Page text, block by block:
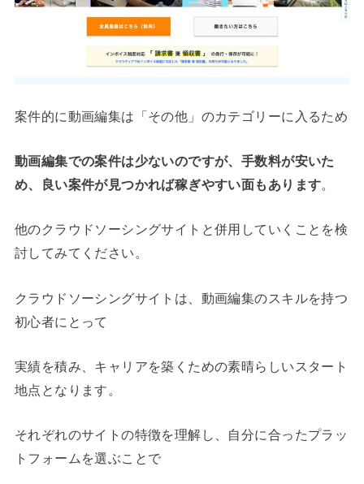
案件的に動画編集は「その他」のカテゴリーに入るため
動画編集での案件は少ないのですが、手数料が安いた
め、良い案件が見つかれば稼ぎやすい面もあります。
他のクラウドソーシングサイトと併用していくことを検
討してみてください。
クラウドソーシングサイトは、動画編集のスキルを持つ
初心者にとって
実績を積み、キャリアを築くための素晴らしいスタート
地点となります。
それぞれのサイトの特徴を理解し、自分に合ったプラッ
トフォームを選ぶことで